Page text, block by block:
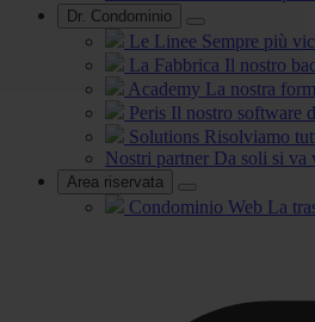
Dr. Condominio
Le Linee Sempre più
La Fabbrica Il nostro
Academy La nostra
Peris Il nostro software
Solutions Risolviamo
Nostri partner Da soli si va
Area riservata
Condominio Web La